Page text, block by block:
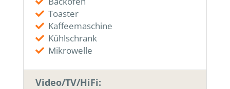
Toaster
Kaffeemaschine
Kühlschrank
Mikrowelle
Video/TV/HiFi: